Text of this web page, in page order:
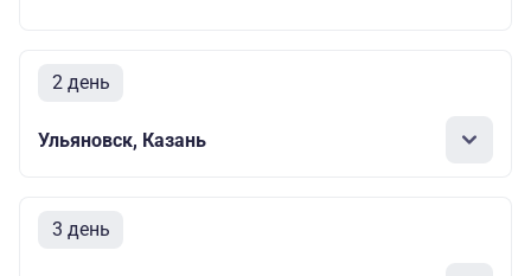
2 день
Ульяновск, Казань
3 день